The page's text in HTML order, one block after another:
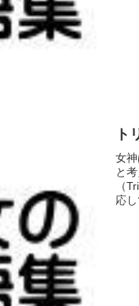
ト
女
と
（
応